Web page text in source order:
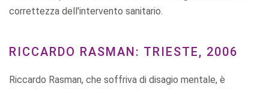
correttezza dell'intervento sanitario.
RICCARDO RASMAN: TRIESTE, 2006
Riccardo Rasman, che soffriva di disagio mentale, è